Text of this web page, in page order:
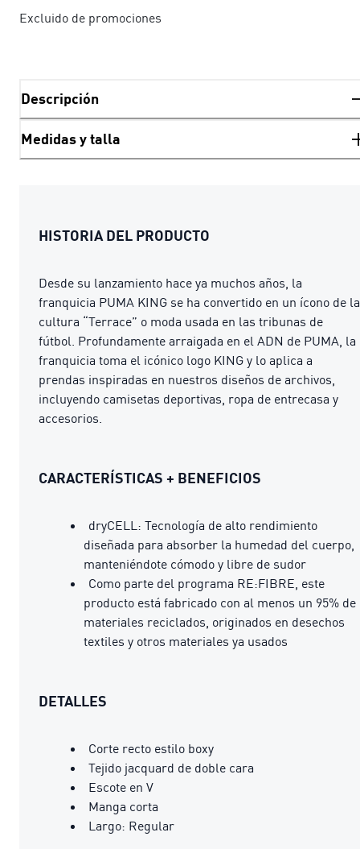
Excluido de promociones
Descripción
Medidas y talla
HISTORIA DEL PRODUCTO
Desde su lanzamiento hace ya muchos años, la
franquicia PUMA KING se ha convertido en un ícono de la
cultura “Terrace” o moda usada en las tribunas de
fútbol. Profundamente arraigada en el ADN de PUMA, la
franquicia toma el icónico logo KING y lo aplica a
prendas inspiradas en nuestros diseños de archivos,
incluyendo camisetas deportivas, ropa de entrecasa y
accesorios.
CARACTERÍSTICAS + BENEFICIOS
dryCELL: Tecnología de alto rendimiento
diseñada para absorber la humedad del cuerpo,
manteniéndote cómodo y libre de sudor
Como parte del programa RE:FIBRE, este
producto está fabricado con al menos un 95% de
materiales reciclados, originados en desechos
textiles y otros materiales ya usados
DETALLES
Corte recto estilo boxy
Tejido jacquard de doble cara
Escote en V
Manga corta
Largo: Regular